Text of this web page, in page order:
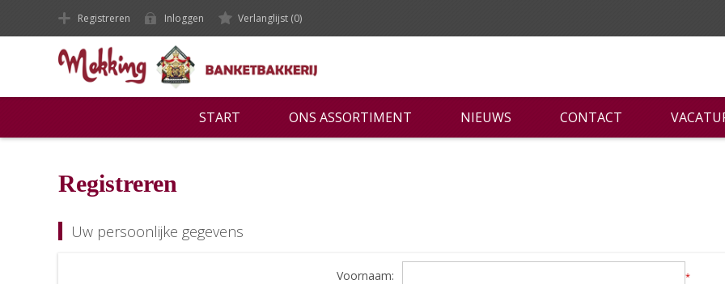
Registreren Inloggen Verlanglijst (0)
START ONS ASSORTIMENT NIEUWS CONTACT
Registreren
Uw persoonlijke gegevens
Voornaam: *